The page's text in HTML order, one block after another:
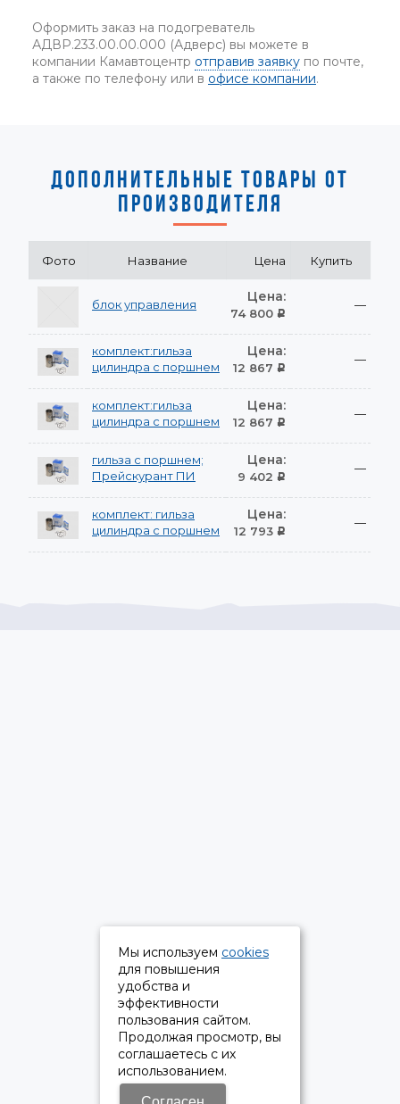
Оформить заказ на подогреватель
АДВР.233.00.00.000 (Адверс) вы можете в
компании Камавтоцентр отправив заявку по почте,
а также по телефону или в офисе компании.
ДОПОЛНИТЕЛЬНЫЕ ТОВАРЫ ОТ
ПРОИЗВОДИТЕЛЯ
Фото Название Цена Купить
блок управления Цена:
74 800 Р
—
комплект:гильза
цилиндра с поршнем
Цена:
12 867 Р
—
комплект:гильза
цилиндра с поршнем
Цена:
12 867 Р
—
гильза с поршнем;
Прейскурант ПИ
Цена:
9 402 Р
—
комплект: гильза
цилиндра с поршнем
Цена:
12 793 Р
—
Мы используем cookies
для повышения
удобства и
эффективности
пользования сайтом.
Продолжая просмотр, вы
соглашаетесь с их
использованием.